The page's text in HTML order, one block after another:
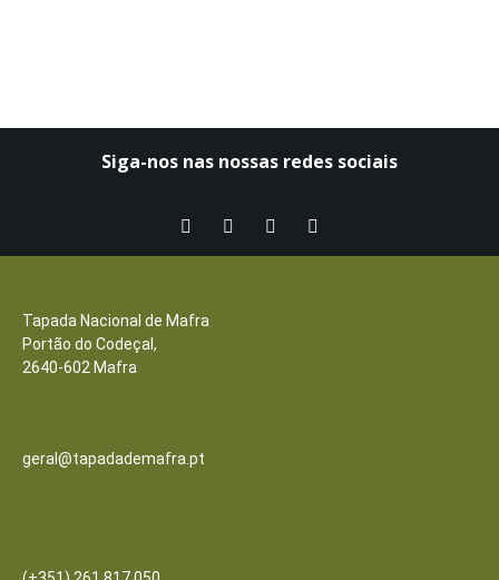
Siga-nos nas nossas redes sociais​
Tapada Nacional de Mafra
Portão do Codeçal,
2640-602 Mafra
geral@tapadademafra.pt